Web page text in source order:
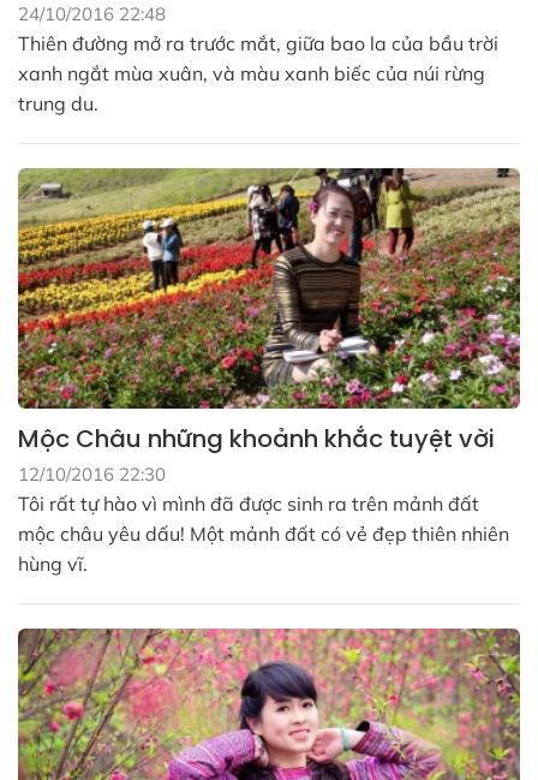
24/10/2016 22:48
Thiên đường mở ra trước mắt, giữa bao la của bầu trời
xanh ngắt mùa xuân, và màu xanh biếc của núi rừng
trung du.
Mộc Châu những khoảnh khắc tuyệt vời
12/10/2016 22:30
Tôi rất tự hào vì mình đã được sinh ra trên mảnh đất
mộc châu yêu dấu! Một mảnh đất có vẻ đẹp thiên nhiên
hùng vĩ.